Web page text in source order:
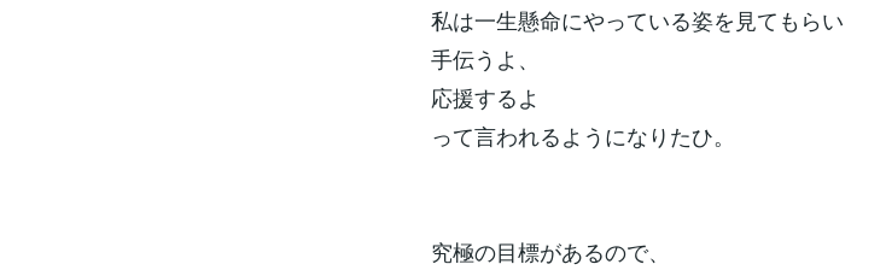
私は一生懸命にやっている姿を見てもらい
手伝うよ、
応援するよ
って言われるようになりたひ。
究極の目標があるので、